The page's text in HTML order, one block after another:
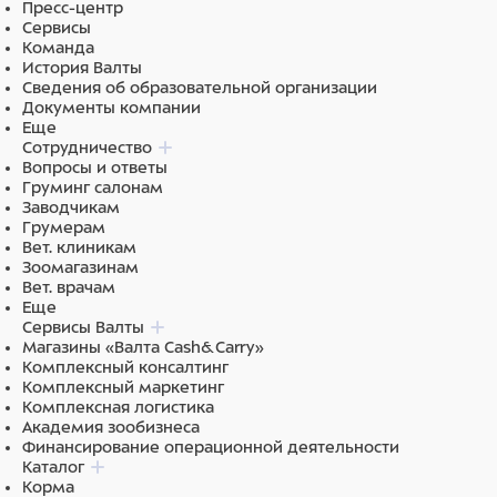
(растительные), Минеральные вещества, Дрожжи.
Пресс-центр
Сервисы
Команда
История Валты
Сведения об образовательной организации
Документы компании
Еще
Сотрудничество
Вопросы и ответы
Груминг салонам
Заводчикам
Грумерам
Вет. клиникам
Зоомагазинам
Вет. врачам
Еще
Сервисы Валты
Магазины «Валта Cash&Carry»
Комплексный консалтинг
Комплексный маркетинг
Комплексная логистика
Академия зообизнеса
Финансирование операционной деятельности
Каталог
Корма